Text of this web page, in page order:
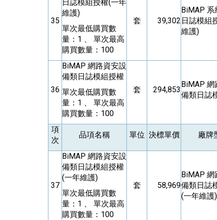
35
日誌模組授權(一年
維護)
單次最低購買數
量：1 、 單次最高
購買數量：100
套 39,302
BiMAP 系
日誌模組
維護)
36
BiMAP 網路資安設
備類日誌模組授權
單次最低購買數
量：1 、 單次最高
購買數量：100
套 294,853
BiMAP 網
備類日誌
項
次
品項名稱 單位 決標單價 廠牌
37
BiMAP 網路資安設
備類日誌模組授權
(一年維護)
單次最低購買數
量：1 、 單次最高
購買數量：100
套 58,969
BiMAP 網
備類日誌
(一年維護)